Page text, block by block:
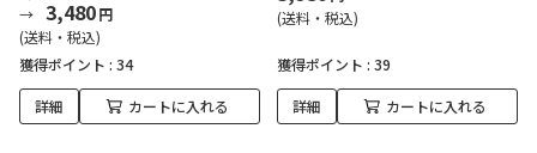
3,480円
(送料・税込)
獲得ポイント : 34
詳細 カートに入れる
(送料・税込)
獲得ポイント : 39
詳細 カートに入れる